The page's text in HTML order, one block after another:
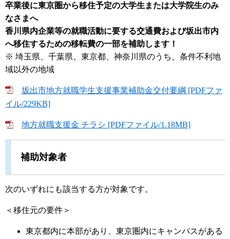
卒業後に東京圏から移住予定の大学生または大学院生のみ
なさまへ
香川県内企業等の就職活動に要する交通費および坂出市内
へ移住するための移転費の一部を補助します！
※ 埼玉県、千葉県、東京都、神奈川県のうち、条件不利地
域以外の地域
坂出市地方就職学生支援事業補助金交付要綱 [PDFファ
イル/229KB]
地方就職支援金 チラシ [PDFファイル/1.18MB]
補助対象者
次のいずれにも該当する方が対象です。
＜移住元の要件＞
東京都内に本部があり、東京圏内にキャンパスがある